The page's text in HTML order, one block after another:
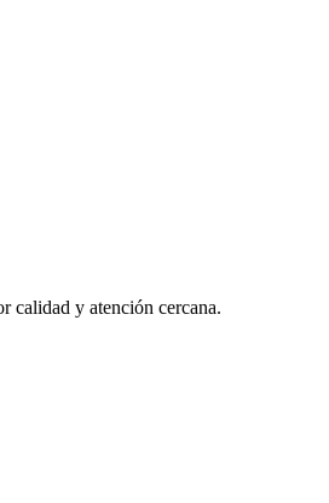
calidad y atención cercana.